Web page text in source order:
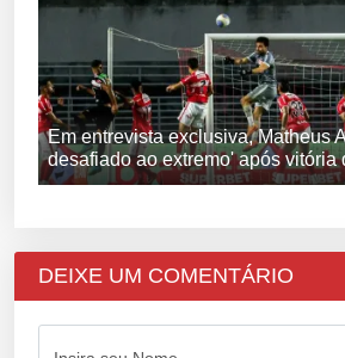
Em entrevista exclusiva, Matheus
desafiado ao extremo' após vitória
DEIXE UM COMENTÁRIO